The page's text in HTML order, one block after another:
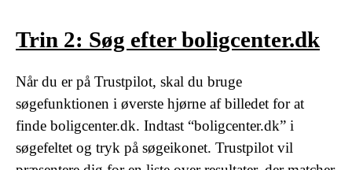
Trin 2: Søg efter boligcenter.dk
Når du er på Trustpilot, skal du bruge
søgefunktionen i øverste hjørne af billedet for at
finde boligcenter.dk. Indtast “boligcenter.dk” i
søgefeltet og tryk på søgeikonet. Trustpilot vil